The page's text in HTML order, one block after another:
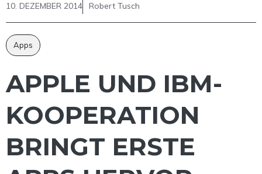
10. DEZEMBER 2014 Robert Tusch
Apps
APPLE UND IBM-
KOOPERATION
BRINGT ERSTE